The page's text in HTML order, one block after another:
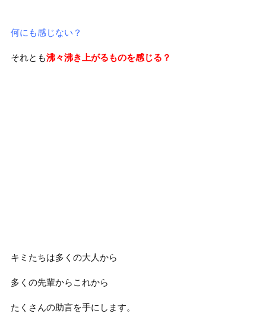
何にも感じない？
それとも沸々沸き上がるものを感じる？
キミたちは多くの大人から
多くの先輩からこれから
たくさんの助言を手にします。